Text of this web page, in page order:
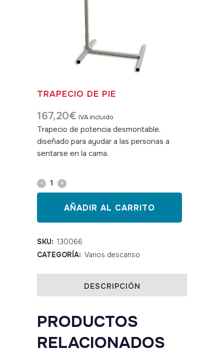
TRAPECIO DE PIE
167,20€ IVA incluido
Trapecio de potencia desmontable,
diseñado para ayudar a las personas a
sentarse en la cama.
Trapecio
pie
quantity
AÑADIR AL CARRITO
SKU: 130066
CATEGORÍA: Varios descanso
DESCRIPCIÓN
PRODUCTOS
RELACIONADOS